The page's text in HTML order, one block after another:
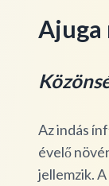
Ajuga
Az indás
évelő
jellemzik.